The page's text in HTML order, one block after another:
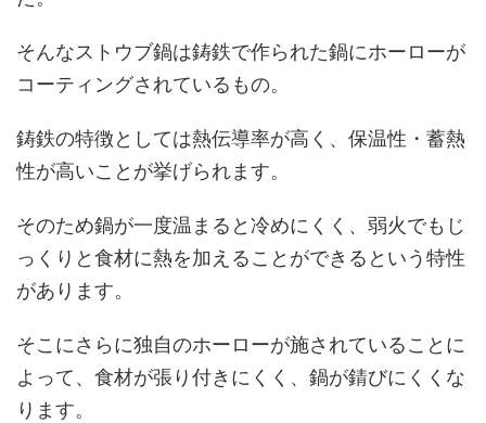
そんなストウブ鍋は鋳鉄で作られた鍋にホーローが
コーティングされているもの。
鋳鉄の特徴としては熱伝導率が高く、保温性・蓄熱
性が高いことが挙げられます。
そのため鍋が一度温まると冷めにくく、弱火でもじ
っくりと食材に熱を加えることができるという特性
があります。
そこにさらに独自のホーローが施されていることに
よって、食材が張り付きにくく、鍋が錆びにくくな
ります。